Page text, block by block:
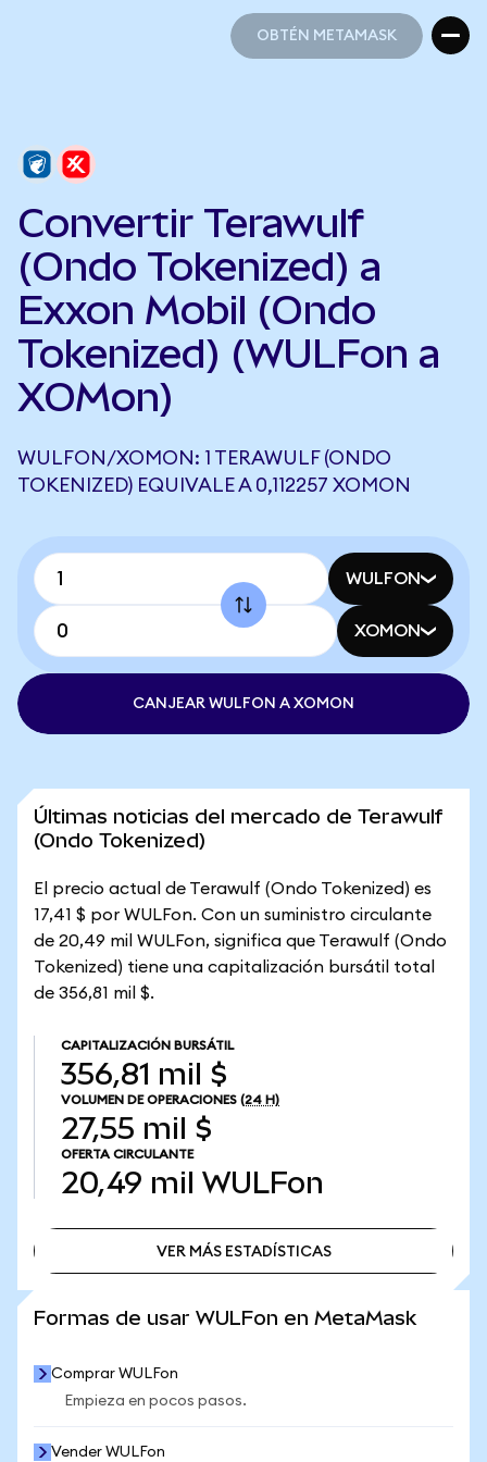
OBTÉN METAMASK
Convertir Terawulf
(Ondo Tokenized) a
Exxon Mobil (Ondo
Tokenized) (WULFon a
XOMon)
WULFON/XOMON: 1 TERAWULF (ONDO
TOKENIZED) EQUIVALE A 0,112257 XOMON
WULFON
XOMON
CANJEAR WULFON A XOMON
Últimas noticias del mercado de Terawulf
(Ondo Tokenized)
El precio actual de Terawulf (Ondo Tokenized) es
17,41 $ por WULFon. Con un suministro circulante
de 20,49 mil WULFon, significa que Terawulf (Ondo
Tokenized) tiene una capitalización bursátil total
de 356,81 mil $.
CAPITALIZACIÓN BURSÁTIL
356,81 mil $
VOLUMEN DE OPERACIONES (24 H)
27,55 mil $
OFERTA CIRCULANTE
20,49 mil WULFon
VER MÁS ESTADÍSTICAS
Formas de usar WULFon en MetaMask
Comprar WULFon
Empieza en pocos pasos.
Vender WULFon